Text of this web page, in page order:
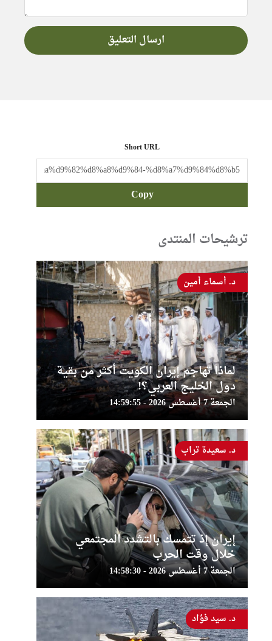
Short URL
Copy
ترشيحات المنتدى
لماذا تهاجم إيران الكويت أكثر من بقية
دول الخليج العربي؟!
الجمعة 7 أغسطس 2026 - 14:59:55
د. أسماء أمين
إيران إذ تتمسك بالتشدد المجتمعي
خلال وقت الحرب
الجمعة 7 أغسطس 2026 - 14:58:30
د. سعيدة تراب
د. سيد فؤاد